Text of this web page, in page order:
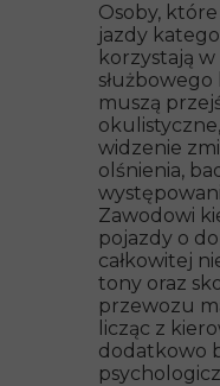
Osoby,
jazdy
korzystają
muszą
widzenie
olśnienia,
Zawodowi
pojazdy o
całkowitej
tony oraz
przewozu
licząc z
dodatkowo